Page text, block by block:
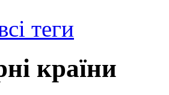
теги
країни